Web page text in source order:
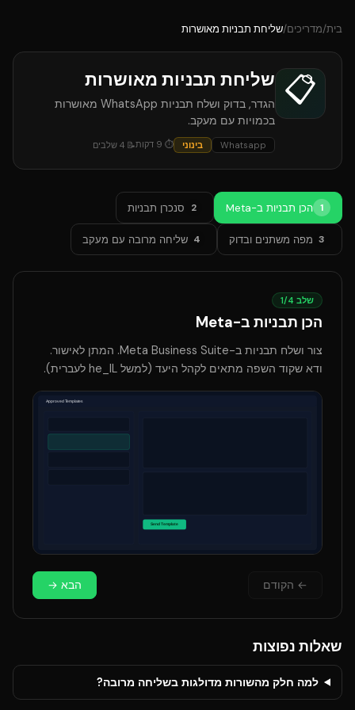
בית/מדריכים/שליחת תבניות מאושרות
📋 שליחת תבניות מאושרות
הגדר, בדוק ושלח תבניות WhatsApp מאושרות
בכמויות עם מעקב.
Whatsapp בינוני ⏱
9 דקות📝
4 שלבים
1 הכן תבניות ב-Meta 2 סנכרן תבניות
3 מפה משתנים ובדוק 4 שליחה מרובה עם מעקב
שלב 1/4
הכן תבניות ב-Meta
צור ושלח תבניות ב-Meta Business Suite. המתן לאישור.
ודא שקוד השפה מתאים לקהל היעד (למשל he_IL לעברית).
← הקודם הבא →
שאלות נפוצות
למה חלק מהשורות מדולגות בשליחה מרובה?